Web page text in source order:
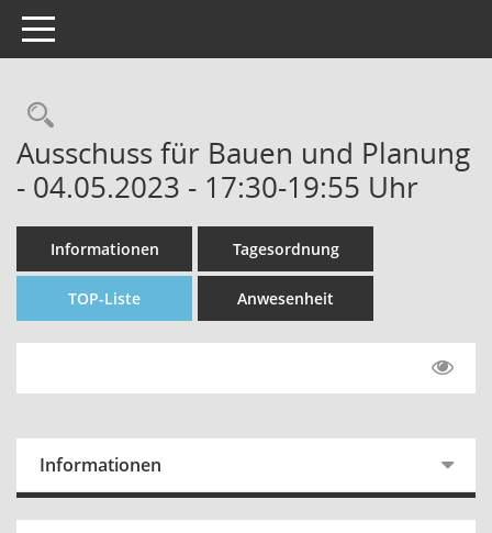
Toggle navigation
Rechercheauswahl
Ausschuss für Bauen und Planung
- 04.05.2023 - 17:30-19:55 Uhr
Informationen Tagesordnung
TOP-Liste Anwesenheit
Informationen